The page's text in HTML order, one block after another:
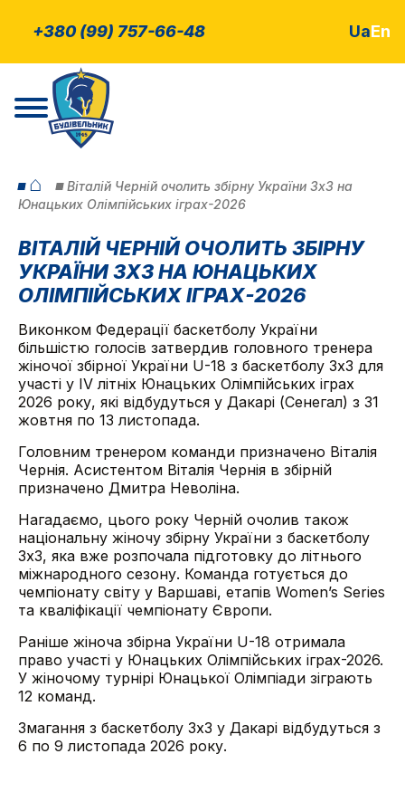
+380 (99) 757-66-48 UaEn
⌂
Віталій Черній очолить збірну України 3х3 на
Юнацьких Олімпійських іграх-2026
ВІТАЛІЙ ЧЕРНІЙ ОЧОЛИТЬ ЗБІРНУ
УКРАЇНИ 3Х3 НА ЮНАЦЬКИХ
ОЛІМПІЙСЬКИХ ІГРАХ-2026
Виконком Федерації баскетболу України
більшістю голосів затвердив головного тренера
жіночої збірної України U-18 з баскетболу 3х3 для
участі у IV літніх Юнацьких Олімпійських іграх
2026 року, які відбудуться у Дакарі (Сенегал) з 31
жовтня по 13 листопада.
Головним тренером команди призначено Віталія
Чернія. Асистентом Віталія Чернія в збірній
призначено Дмитра Неволіна.
Нагадаємо, цього року Черній очолив також
національну жіночу збірну України з баскетболу
3х3, яка вже розпочала підготовку до літнього
міжнародного сезону. Команда готується до
чемпіонату світу у Варшаві, етапів Women’s Series
та кваліфікації чемпіонату Європи.
Раніше жіноча збірна України U-18 отримала
право участі у Юнацьких Олімпійських іграх-2026.
У жіночому турнірі Юнацької Олімпіади зіграють
12 команд.
Змагання з баскетболу 3х3 у Дакарі відбудуться з
6 по 9 листопада 2026 року.